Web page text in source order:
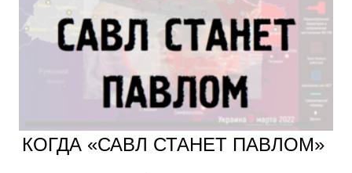
КОГДА «САВЛ СТАНЕТ ПАВЛОМ»